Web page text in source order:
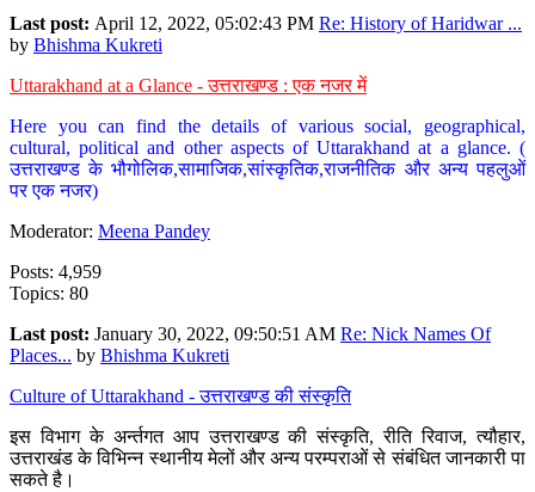
Last post: April 12, 2022, 05:02:43 PM Re: History of Haridwar ...
by Bhishma Kukreti
Uttarakhand at a Glance - उत्तराखण्ड : एक नजर में
Here you can find the details of various social, geographical,
cultural, political and other aspects of Uttarakhand at a glance. (
उत्तराखण्ड के भौगोलिक,सामाजिक,सांस्कृतिक,राजनीतिक और अन्य पहलुओं
पर एक नजर)
Moderator: Meena Pandey
Posts: 4,959
Topics: 80
Last post: January 30, 2022, 09:50:51 AM Re: Nick Names Of
Places... by Bhishma Kukreti
Culture of Uttarakhand - उत्तराखण्ड की संस्कृति
इस विभाग के अर्न्तगत आप उत्तराखण्ड की संस्कृति, रीति रिवाज, त्यौहार,
उत्तराखंड के विभिन्न स्थानीय मेलों और अन्य परम्पराओं से संबंधित जानकारी पा
सकते है।